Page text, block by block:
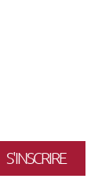
S'INSCRIRE